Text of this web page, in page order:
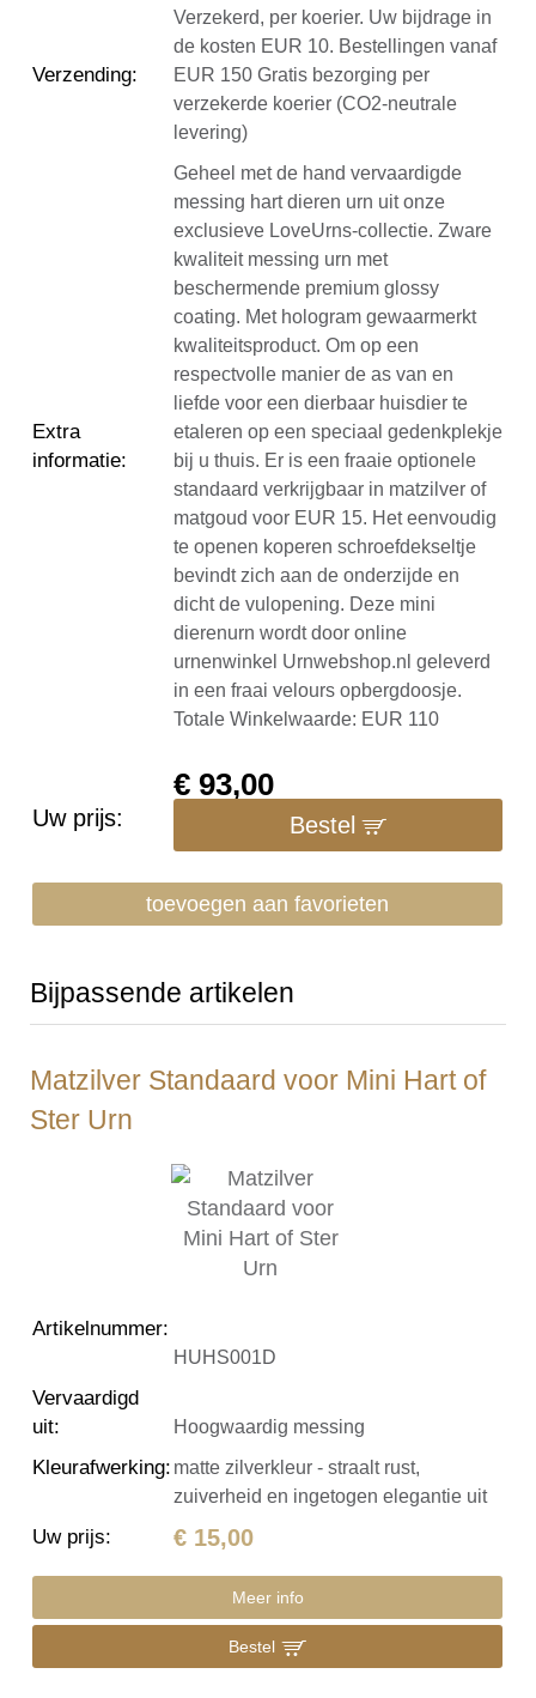
Verzending:
Verzekerd, per koerier. Uw bijdrage in
de kosten EUR 10. Bestellingen vanaf
EUR 150 Gratis bezorging per
verzekerde koerier (CO2-neutrale
levering)
Extra
informatie:
Geheel met de hand vervaardigde
messing hart dieren urn uit onze
exclusieve LoveUrns-collectie. Zware
kwaliteit messing urn met
beschermende premium glossy
coating. Met hologram gewaarmerkt
kwaliteitsproduct. Om op een
respectvolle manier de as van en
liefde voor een dierbaar huisdier te
etaleren op een speciaal gedenkplekje
bij u thuis. Er is een fraaie optionele
standaard verkrijgbaar in matzilver of
matgoud voor EUR 15. Het eenvoudig
te openen koperen schroefdekseltje
bevindt zich aan de onderzijde en
dicht de vulopening. Deze mini
dierenurn wordt door online
urnenwinkel Urnwebshop.nl geleverd
in een fraai velours opbergdoosje.
Totale Winkelwaarde: EUR 110
Uw prijs:
€ 93,00
Bestel
toevoegen aan favorieten
Bijpassende artikelen
Matzilver Standaard voor Mini Hart of
Ster Urn
Artikelnummer:
HUHS001D
Vervaardigd
uit: Hoogwaardig messing
Kleurafwerking: matte zilverkleur - straalt rust,
zuiverheid en ingetogen elegantie uit
Uw prijs: € 15,00
Meer info
Bestel